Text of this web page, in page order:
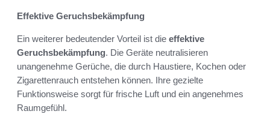
Effektive Geruchsbekämpfung
Ein weiterer bedeutender Vorteil ist die effektive
Geruchsbekämpfung. Die Geräte neutralisieren
unangenehme Gerüche, die durch Haustiere, Kochen oder
Zigarettenrauch entstehen können. Ihre gezielte
Funktionsweise sorgt für frische Luft und ein angenehmes
Raumgefühl.